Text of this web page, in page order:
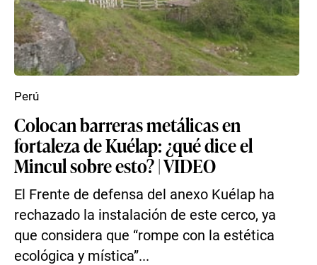
Colocan barreras metálicas en
fortaleza de Kuélap: ¿qué dice el
Mincul sobre esto? | VIDEO
El Frente de defensa del anexo Kuélap ha
rechazado la instalación de este cerco, ya
que considera que “rompe con la estética
ecológica y mística”...
Perú